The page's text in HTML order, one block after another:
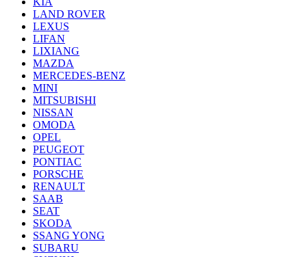
LAND ROVER
LEXUS
LIFAN
LIXIANG
MAZDA
MERCEDES-BENZ
MINI
MITSUBISHI
NISSAN
OMODA
OPEL
PEUGEOT
PONTIAC
PORSCHE
RENAULT
SAAB
SEAT
SKODA
SSANG YONG
SUBARU